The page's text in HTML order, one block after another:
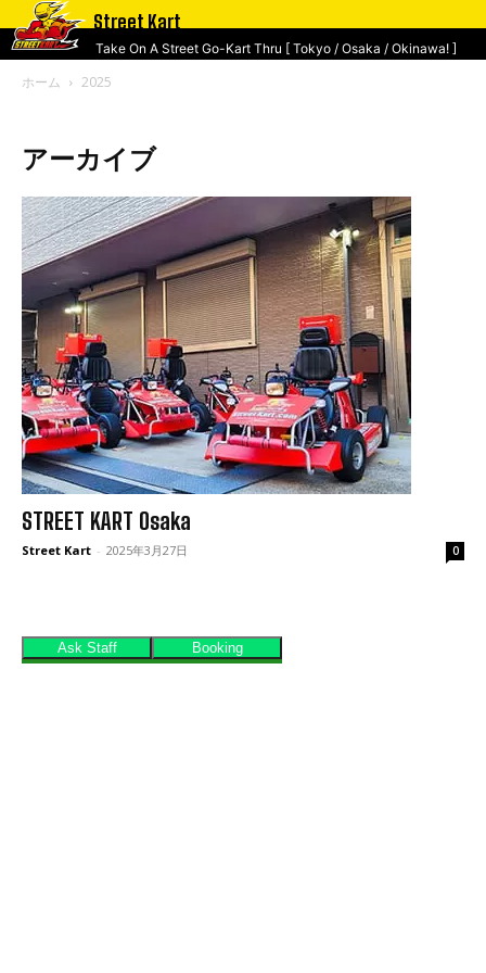
Street Kart
Take On A Street Go-Kart Thru [ Tokyo / Osaka / Okinawa! ]
ホーム 2025
アーカイブ
STREET KART Osaka
Street Kart - 2025年3月27日 0